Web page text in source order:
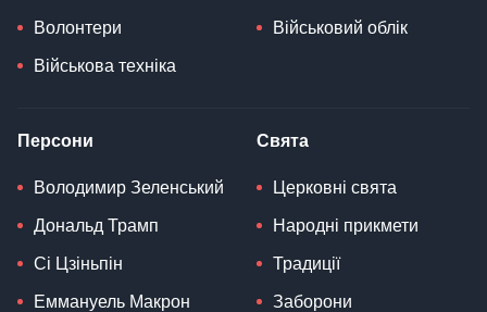
Волонтери
Військова техніка
Військовий облік
Персони
Володимир Зеленський
Дональд Трамп
Сі Цзіньпін
Еммануель Макрон
Свята
Церковні свята
Народні прикмети
Традиції
Заборони